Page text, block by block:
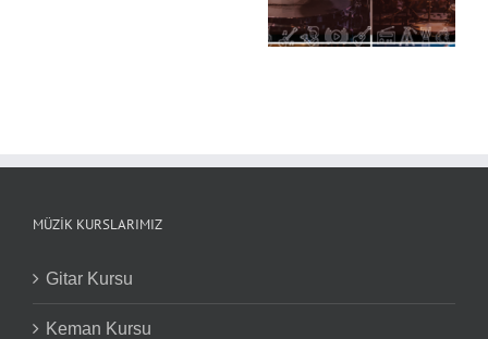
Notaları ve Nüansları
MÜZIK KURSLARIMIZ
Gitar Kursu
Keman Kursu